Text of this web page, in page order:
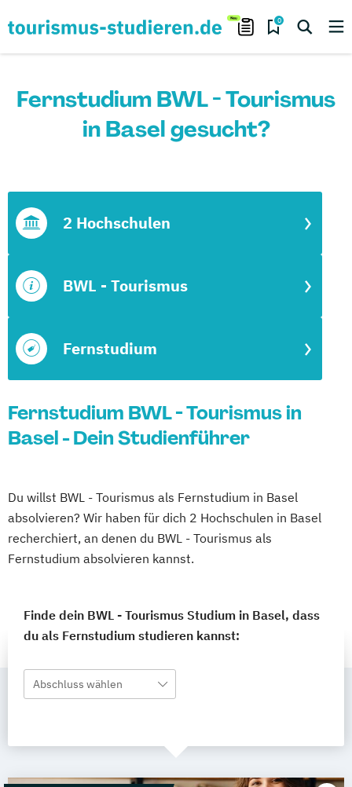
0
Fernstudium BWL - Tourismus
in Basel gesucht?
Fernstudium
BWL - Tourismus
2 Hochschulen
Fernstudium BWL - Tourismus in
Basel - Dein Studienführer
Du willst BWL - Tourismus als Fernstudium in Basel
absolvieren? Wir haben für dich 2 Hochschulen in Basel
recherchiert, an denen du BWL - Tourismus als
Fernstudium absolvieren kannst.
Finde dein BWL - Tourismus Studium in Basel, dass
du als Fernstudium studieren kannst:
Abschluss wählen